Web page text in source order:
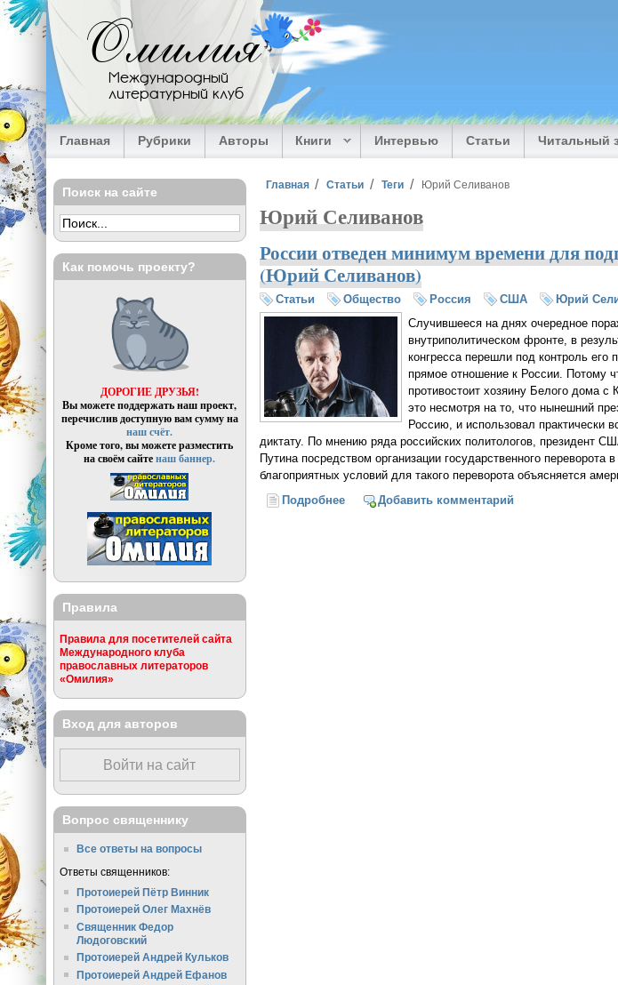
Перейти к основному содержанию
Омилия
Международный
литературный клуб
Главная Рубрики Авторы Книги Интервью Статьи Читальный
Вы здесь
Главная Статьи Теги Юрий Селиванов
Юрий Селиванов
России отведен минимум времени для
(Юрий Селиванов)
Статьи Общество Россия США
Юрий
Случившееся на днях очередное
внутриполитическом фронте, в
конгресса перешли под контроль его
прямое отношение к России. Потому
противостоит хозяину Белого дома
это несмотря на то, что нынешний
Россию, и использовал практически
диктату. По мнению ряда российских политологов, президент
Путина посредством организации государственного
благоприятных условий для такого переворота объясняется
Подробнеео России отведен минимум времени для
Добавить комментарий
Поиск на сайте
Как помочь проекту?
ДОРОГИЕ ДРУЗЬЯ!
Вы можете поддержать наш проект,
перечислив доступную вам сумму на
наш счёт.
Кроме того, вы можете разместить
на своём сайтенаш баннер.
Правила
Правила для посетителей сайта
Международного клуба
православных литераторов
«Омилия»
Вход для авторов
Войти на сайт
Вопрос священнику
Все ответы на вопросы
Ответы священников:
Протоиерей Пётр Винник
Протоиерей Олег Махнёв
Священник Федор
Людоговский
Протоиерей Андрей Кульков
Протоиерей Андрей Ефанов